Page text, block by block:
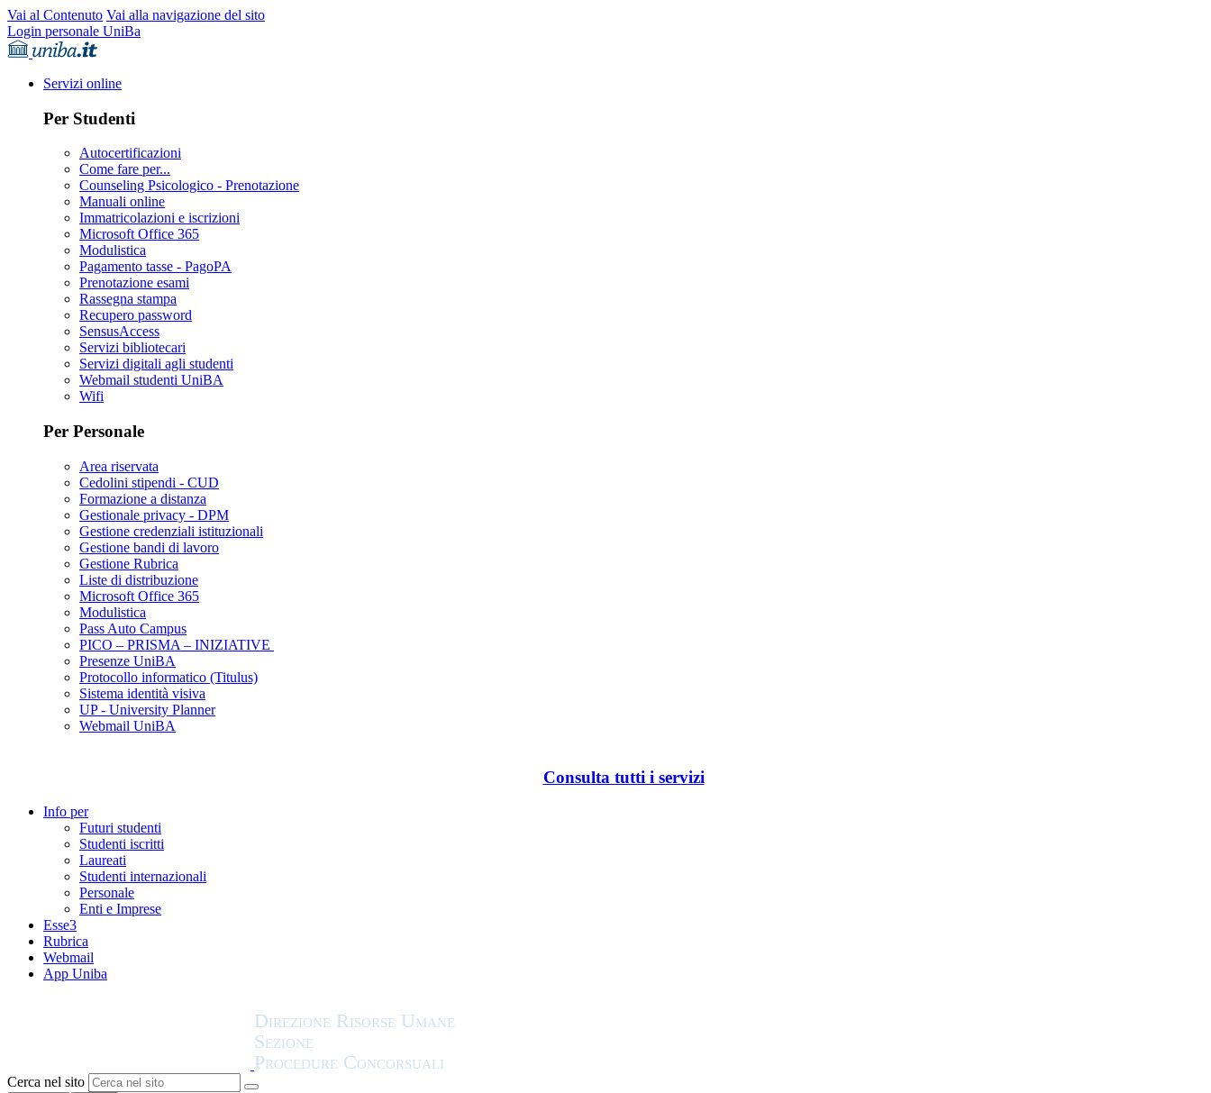
Vai al Contenuto Vai alla navigazione del sito
Login personale UniBa
Servizi online
Per Studenti
Autocertificazioni
Come fare per...
Counseling Psicologico - Prenotazione
Manuali online
Immatricolazioni e iscrizioni
Microsoft Office 365
Modulistica
Pagamento tasse - PagoPA
Prenotazione esami
Rassegna stampa
Recupero password
SensusAccess
Servizi bibliotecari
Servizi digitali agli studenti
Webmail studenti UniBA
Wifi
Per Personale
Area riservata
Cedolini stipendi - CUD
Formazione a distanza
Gestionale privacy - DPM
Gestione credenziali istituzionali
Gestione bandi di lavoro
Gestione Rubrica
Liste di distribuzione
Microsoft Office 365
Modulistica
Pass Auto Campus
PICO – PRISMA – INIZIATIVE
Presenze UniBA
Protocollo informatico (Titulus)
Sistema identità visiva
UP - University Planner
Webmail UniBA
Consulta tutti i servizi
Info per
Futuri studenti
Studenti iscritti
Laureati
Studenti internazionali
Personale
Enti e Imprese
Esse3
Rubrica
Webmail
App Uniba
Cerca nel sito